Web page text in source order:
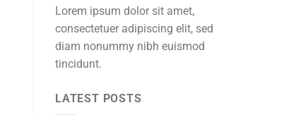
Lorem ipsum dolor sit amet,
consectetuer adipiscing elit, sed
diam nonummy nibh euismod
tincidunt.
LATEST POSTS